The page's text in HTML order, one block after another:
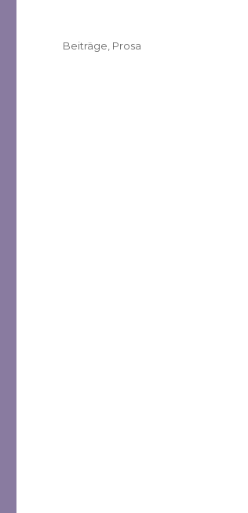
Veröffentlicht
Kategorien
Beiträge Prosa